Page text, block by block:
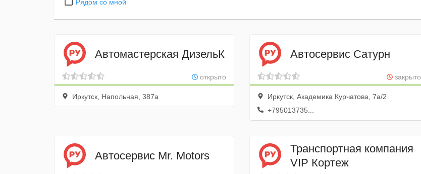
Рядом со мной
Автомастерская ДизельК
открыто
Иркутск, Напольная, 387а
Автосервис Сатурн
закрыто
Иркутск, Академика Курчатова, 7а/2
+795013735...
Автосервис Mr. Motors
Транспортная компания
VIP Кортеж